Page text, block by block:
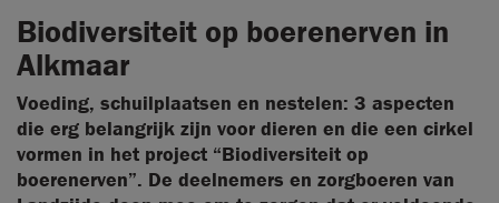
Biodiversiteit op boerenerven in
Alkmaar
Voeding, schuilplaatsen en nestelen: 3 aspecten
die erg belangrijk zijn voor dieren en die een cirkel
vormen in het project “Biodiversiteit op
boerenerven”. De deelnemers en zorgboeren van